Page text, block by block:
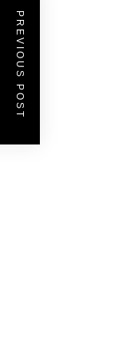
PREVIOUS POST